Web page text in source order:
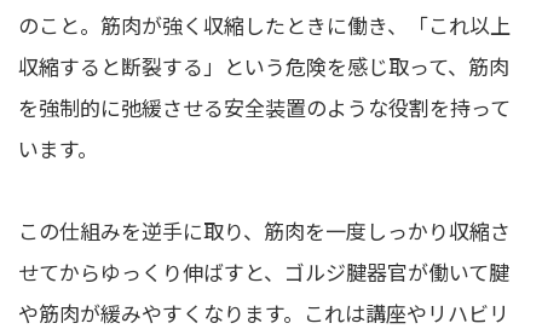
のこと。筋肉が強く収縮したときに働き、「これ以上
収縮すると断裂する」という危険を感じ取って、筋肉
を強制的に弛緩させる安全装置のような役割を持って
います。
この仕組みを逆手に取り、筋肉を一度しっかり収縮さ
せてからゆっくり伸ばすと、ゴルジ腱器官が働いて腱
や筋肉が緩みやすくなります。これは講座やリハビリ